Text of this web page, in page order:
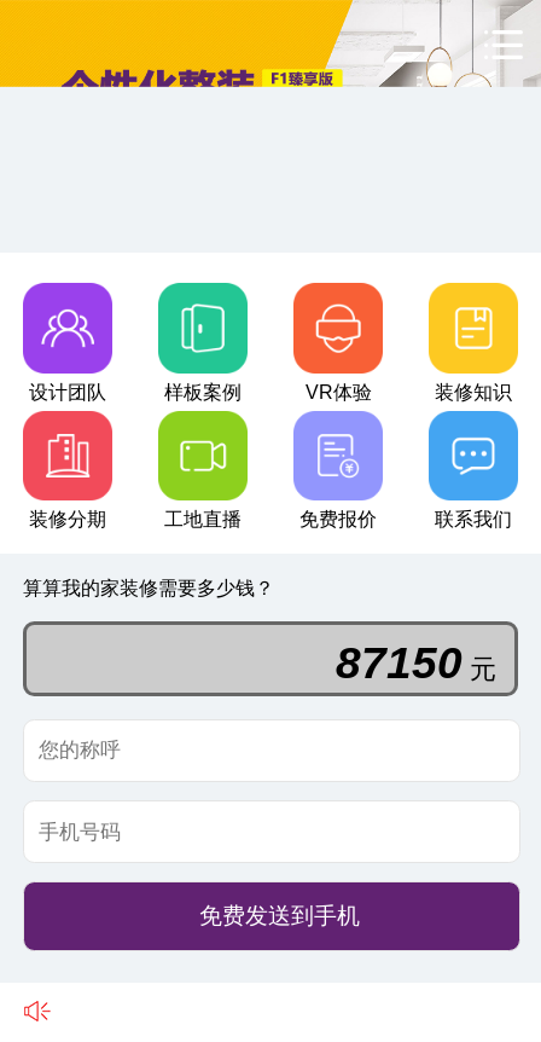
设计团队 样板案例 VR体验 装修知识
装修分期 工地直播 免费报价 联系我们
算算我的家装修需要多少钱？
41737 元
免费发送到手机